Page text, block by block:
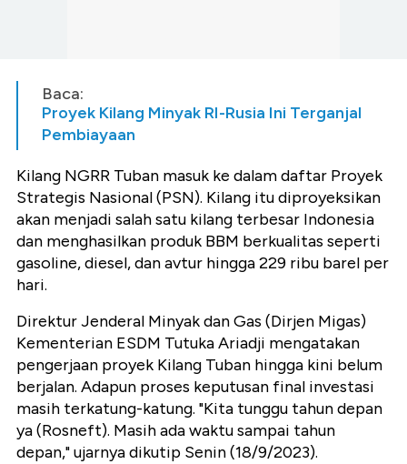
Baca:
Proyek Kilang Minyak RI-Rusia Ini Terganjal
Pembiayaan
Kilang NGRR Tuban masuk ke dalam daftar Proyek
Strategis Nasional (PSN). Kilang itu diproyeksikan
akan menjadi salah satu kilang terbesar Indonesia
dan menghasilkan produk BBM berkualitas seperti
gasoline, diesel, dan avtur hingga 229 ribu barel per
hari.
Direktur Jenderal Minyak dan Gas (Dirjen Migas)
Kementerian ESDM Tutuka Ariadji mengatakan
pengerjaan proyek Kilang Tuban hingga kini belum
berjalan. Adapun proses keputusan final investasi
masih terkatung-katung. "Kita tunggu tahun depan
ya (Rosneft). Masih ada waktu sampai tahun
depan," ujarnya dikutip Senin (18/9/2023).